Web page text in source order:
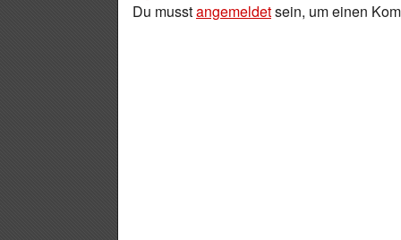
Du musstangemeldetsein, um einen